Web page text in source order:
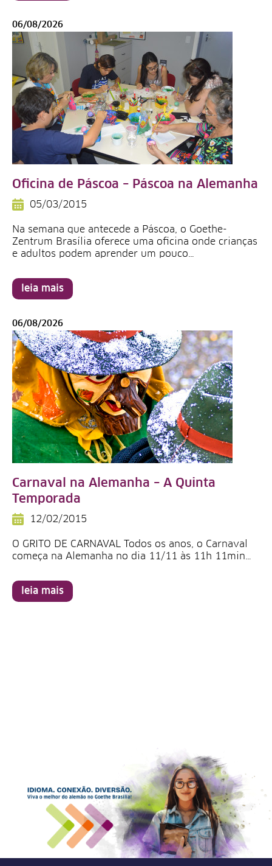
06/08/2026
Oficina de Páscoa – Páscoa na Alemanha
05/03/2015
Na semana que antecede a Páscoa, o Goethe-
Zentrum Brasília oferece uma oficina onde crianças
e adultos podem aprender um pouco…
leia mais
06/08/2026
Carnaval na Alemanha – A Quinta
Temporada
12/02/2015
O GRITO DE CARNAVAL Todos os anos, o Carnaval
começa na Alemanha no dia 11/11 às 11h 11min…
leia mais